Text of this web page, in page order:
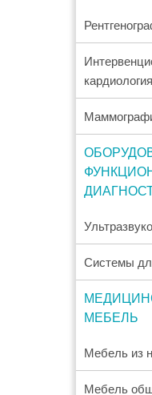
кардиология
Системы
МЕБЕЛЬ
Мебель из
Мебель